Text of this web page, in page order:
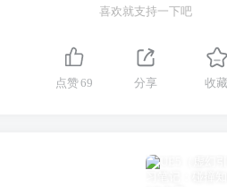
喜欢就支持一下吧
点赞69 分享 收藏